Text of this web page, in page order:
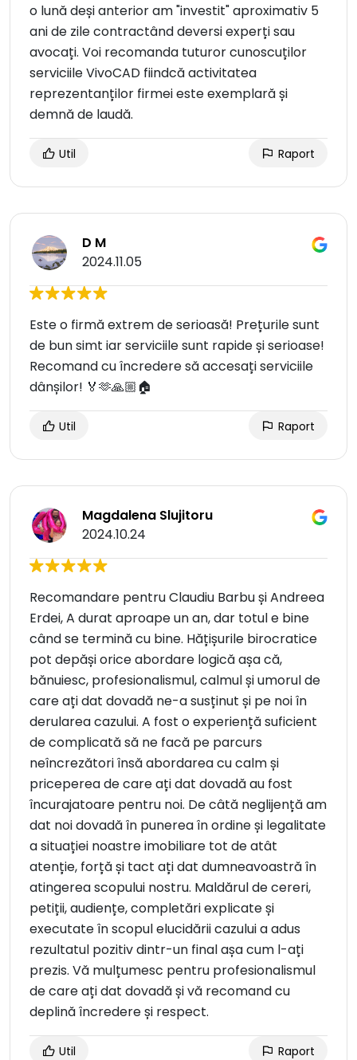
o lună deși anterior am "investit" aproximativ 5
ani de zile contractând deversi experți sau
avocați. Voi recomanda tuturor cunoscuților
serviciile VivoCAD fiindcă activitatea
reprezentanților firmei este exemplară și
demnă de laudă.
Util Raport
D M
2024.11.05
Este o firmă extrem de serioasă! Prețurile sunt
de bun simt iar serviciile sunt rapide și serioase!
Recomand cu încredere să accesați serviciile
dânșilor! 🏅🫶🙏🏼🏠
Util Raport
Magdalena Slujitoru
2024.10.24
Recomandare pentru Claudiu Barbu și Andreea
Erdei, A durat aproape un an, dar totul e bine
când se termină cu bine. Hățișurile birocratice
pot depăși orice abordare logică așa că,
bănuiesc, profesionalismul, calmul și umorul de
care ați dat dovadă ne-a susținut și pe noi în
derularea cazului. A fost o experiență suficient
de complicată să ne facă pe parcurs
neîncrezători însă abordarea cu calm și
priceperea de care ați dat dovadă au fost
încurajatoare pentru noi. De câtă neglijență am
dat noi dovadă în punerea în ordine și legalitate
a situației noastre imobiliare tot de atât
atenție, forță și tact ați dat dumneavoastră în
atingerea scopului nostru. Maldărul de cereri,
petiții, audiențe, completări explicate și
executate în scopul elucidării cazului a adus
rezultatul pozitiv dintr-un final așa cum l-ați
prezis. Vă mulțumesc pentru profesionalismul
de care ați dat dovadă și vă recomand cu
deplină încredere și respect.
Util Raport